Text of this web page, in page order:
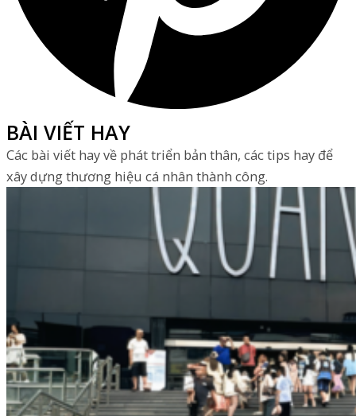
BÀI VIẾT HAY
Các bài viết hay về phát triển bản thân, các tips hay để
xây dựng thương hiệu cá nhân thành công.